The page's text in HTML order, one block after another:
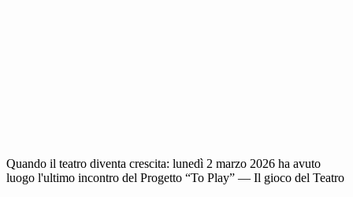
Quando il teatro diventa crescita: lunedì 2 marzo 2026 ha avuto
luogo l'ultimo incontro del Progetto “To Play” — Il gioco del Teatro